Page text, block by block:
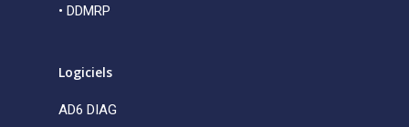
• DDMRP
Logiciels
AD6 DIAG